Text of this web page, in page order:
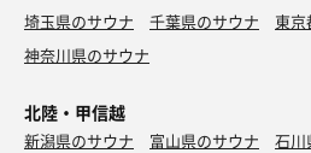
埼玉県のサウナ
千葉県のサウナ
東京
神奈川県のサウナ
北陸・甲信越
新潟県のサウナ 富山県のサウナ
石川